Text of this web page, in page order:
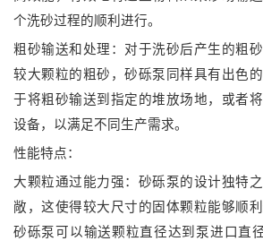
个洗砂过程的顺利进行。
粗砂输送和处理：对于洗砂后产生的粗
较大颗粒的粗砂，砂砾泵同样具有出色
于将粗砂输送到指定的堆放场地，或者
设备，以满足不同生产需求。
性能特点：
大颗粒通过能力强：砂砾泵的设计独特
敞，这使得较大尺寸的固体颗粒能够顺
砂砾泵可以输送颗粒直径达到泵进口直